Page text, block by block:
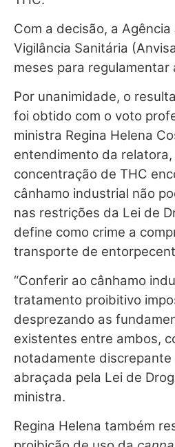
Com a decisão, a
Vigilância Sanitária
meses para regulamentar
Por unanimidade, o
foi obtido com o voto
ministra Regina Helena
entendimento da relatora,
concentração de THC
cânhamo industrial não
nas restrições da Lei de
define como crime a
transporte de
“Conferir ao cânhamo
tratamento proibitivo
desprezando as
existentes entre ambos,
notadamente discrepante
abraçada pela Lei de
ministra.
Regina Helena também